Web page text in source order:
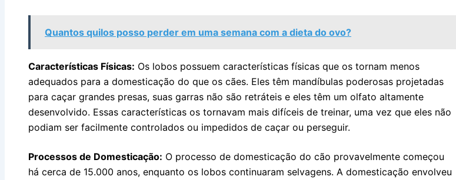
Quantos quilos posso perder em uma semana com a dieta do ovo?
Características Físicas: Os lobos possuem características físicas que os tornam menos
adequados para a domesticação do que os cães. Eles têm mandíbulas poderosas projetadas
para caçar grandes presas, suas garras não são retráteis e eles têm um olfato altamente
desenvolvido. Essas características os tornavam mais difíceis de treinar, uma vez que eles não
podiam ser facilmente controlados ou impedidos de caçar ou perseguir.
Processos de Domesticação: O processo de domesticação do cão provavelmente começou
há cerca de 15.000 anos, enquanto os lobos continuaram selvagens. A domesticação envolveu